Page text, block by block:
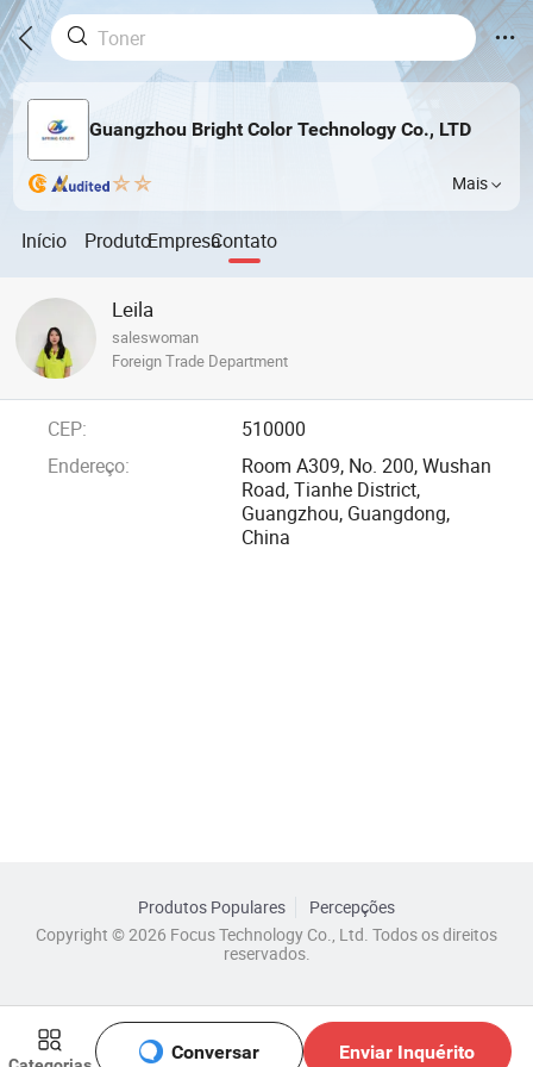
Guangzhou Bright Color Technology Co., LTD
Mais
Início ProdutoEmpresaContato
Conversar Enviar Inquérito
Leila
saleswoman
Foreign Trade Department
CEP:
510000
Endereço:
Room A309, No. 200, Wushan
Road, Tianhe District,
Guangzhou, Guangdong,
China
Produtos Populares
Percepções
Copyright © 2026 Focus Technology Co., Ltd. Todos os direitos
reservados.